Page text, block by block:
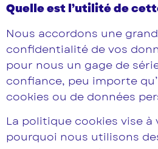
Quelle est l’utilité de
Nous accordons une
confidentialité de vos
pour nous un gage de
confiance, peu importe
cookies ou de données
La politique cookies vise à
pourquoi nous utilisons